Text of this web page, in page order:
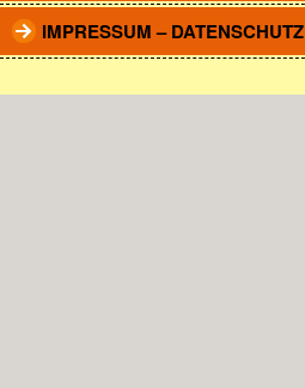
IMPRESSUM – DATENSCHUTZ